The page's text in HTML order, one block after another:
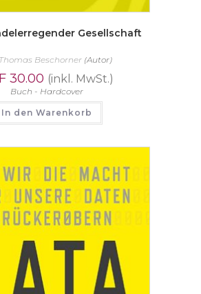
Gesellschaft
Thomas Beschorner(Autor)
30.00 (inkl. MwSt.)
Buch - Hardcover
In den Warenkorb